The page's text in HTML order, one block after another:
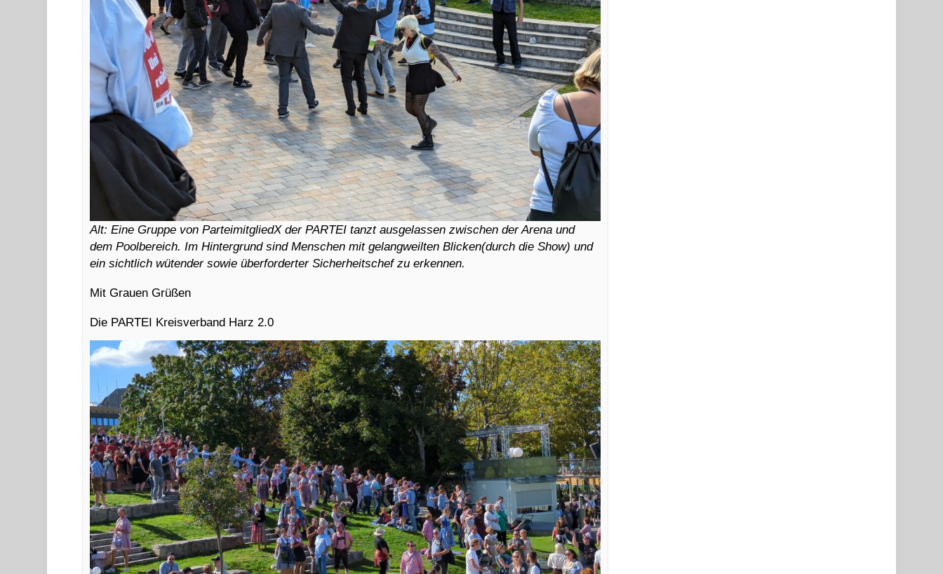
Alt: Eine Gruppe von ParteimitgliedX der PARTEI tanzt ausgelassen zwischen der Arena und
dem Poolbereich. Im Hintergrund sind Menschen mit gelangweilten Blicken(durch die Show) und
ein sichtlich wütender sowie überforderter Sicherheitschef zu erkennen.
Mit Grauen Grüßen
Die PARTEI Kreisverband Harz 2.0